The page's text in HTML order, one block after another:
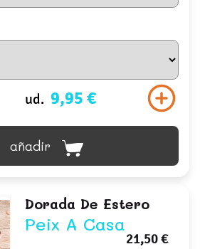
ud. 9,95 €
añadir
Dorada De Estero
Peix A Casa
21,50 €